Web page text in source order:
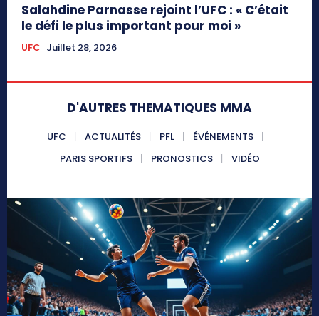
Salahdine Parnasse rejoint l’UFC : « C’était
le défi le plus important pour moi »
UFC Juillet 28, 2026
D'AUTRES THEMATIQUES MMA
UFC ACTUALITÉS PFL
ÉVÉNEMENTS
PARIS SPORTIFS
PRONOSTICS VIDÉO